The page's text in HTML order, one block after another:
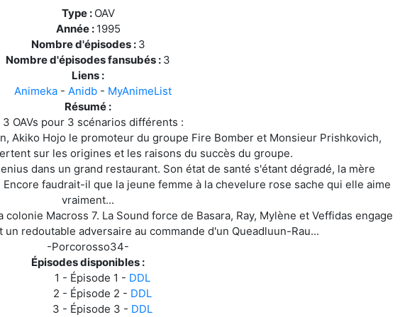
Type : OAV
Année : 1995
Nombre d'épisodes : 3
Nombre d'épisodes fansubés : 3
Liens :
Animeka -Anidb - MyAnimeList
Résumé :
3 OAVs pour 3 scénarios différents :
Akiko Hojo le promoteur du groupe Fire Bomber et Monsieur Prishkovich,
sur les origines et les raisons du succès du groupe.
dans un grand restaurant. Son état de santé s'étant dégradé, la mère
faudrait-il que la jeune femme à la chevelure rose sache qui elle aime
vraiment...
Macross 7. La Sound force de Basara, Ray, Mylène et Veffidas engage
redoutable adversaire au commande d'un Queadluun-Rau...
-Porcorosso34-
Épisodes disponibles :
1 - Épisode 1 - DDL
2 - Épisode 2 - DDL
3 - Épisode 3 - DDL